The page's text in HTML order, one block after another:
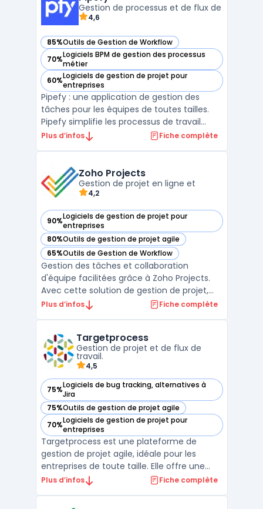
ad ...
Gestion de processus et de flux de
4,6
85%Outils de Gestion de Workflow
— voir Pipefy dans cette catégorie
70%Logiciels BPM de gestion des processus
métier
— voir Pipefy dans cette catégorie
60%Logiciels de gestion de projet pour
entreprises
— voir Pipefy dans cette catégorie
Pipefy : une application de gestion des
tâches pour les équipes de toutes tailles.
Pipefy simplifie les processus de travail
avec des modèles préconfigurés pour les
créer des workflows opérationnels sans
connaissanc ...
Plus d’infos Fiche complète
Zoho Projects
Gestion de projet en ligne et
4,2
90%Logiciels de gestion de projet pour
entreprises
— voir Zoho Projects dans cette catégorie
80%Outils de gestion de projet agile
— voir Zoho Projects dans cette catégorie
65%Outils de Gestion de Workflow
— voir Zoho Projects dans cette catégorie
Gestion des tâches et collaboration
d'équipe facilitées grâce à Zoho Projects.
Avec cette solution de gestion de projet,
organisez vos tâches, discutez
temps réel. Profitez d'une vue d'ensemble
claire de vos projets grâc ...
Plus d’infos Fiche complète
Targetprocess
Gestion de projet et de flux de
travail.
4,5
75%Logiciels de bug tracking, alternatives à
Jira
— voir Targetprocess dans cette catégorie
75%Outils de gestion de projet agile
— voir Targetprocess dans cette catégorie
70%Logiciels de gestion de projet pour
entreprises
— voir Targetprocess dans cette catégorie
Targetprocess est une plateforme de
gestion de projet agile, idéale pour les
entreprises de toute taille. Elle offre une
gamme complète de fonctionnalités pour
Plus d’infos Fiche complète